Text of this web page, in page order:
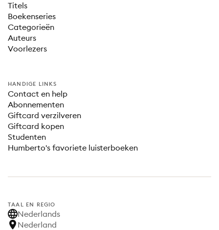
Titels
Boekenseries
Categorieën
Auteurs
Voorlezers
HANDIGE LINKS
Contact en help
Abonnementen
Giftcard verzilveren
Giftcard kopen
Studenten
Humberto's favoriete luisterboeken
TAAL EN REGIO
Nederlands
Nederland